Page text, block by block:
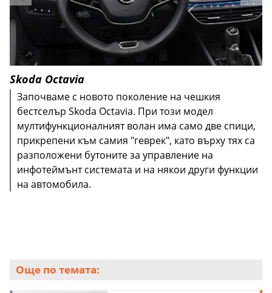
Skoda Octavia
Започваме с новото поколение на чешкия
бестселър Skoda Octavia. При този модел
мултифункционалният волан има само две спици,
прикрепени към самия "геврек", като върху тях са
разположени бутоните за управление на
инфотеймънт системата и на някои други функции
на автомобила.
Още по темата: